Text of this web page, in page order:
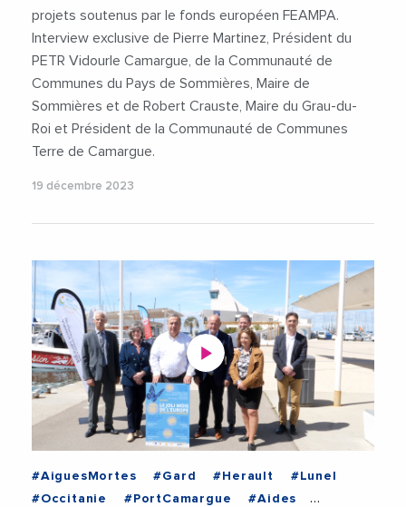
projets soutenus par le fonds européen FEAMPA.
Interview exclusive de Pierre Martinez, Président du
PETR Vidourle Camargue, de la Communauté de
Communes du Pays de Sommières, Maire de
Sommières et de Robert Crauste, Maire du Grau-du-
Roi et Président de la Communauté de Communes
Terre de Camargue.
19 décembre 2023
#AiguesMortes #Gard #Herault
#Lunel
#Occitanie
#PortCamargue
#Aides